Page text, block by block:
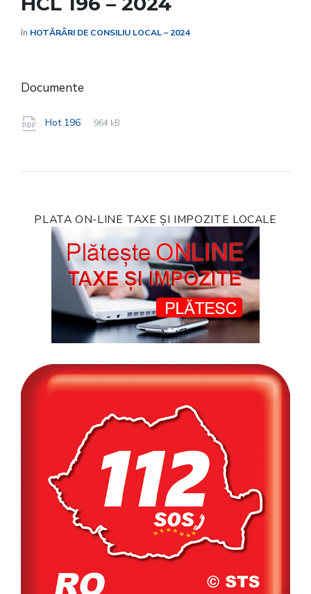
în HOTĂRÂRI DE CONSILIU LOCAL – 2024
Documente
Hot 196
File
pdf
File
964 kB
PLATA ON-LINE TAXE ȘI IMPOZITE LOCALE